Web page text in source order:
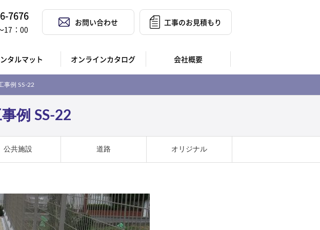
7676
17：00
お問い合わせ 工事のお見積もり
タルマット オンラインカタログ 会社概要
事例 SS-22
例 SS-22
公共施設 道路 オリジナル